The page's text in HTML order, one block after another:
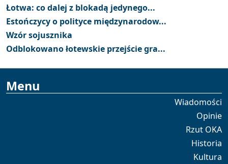
Łotwa: co dalej z blokadą jedynego...
Estończycy o polityce międzynarodow...
Wzór sojusznika
Odblokowano łotewskie przejście gra...
Menu
Wiadomości
Opinie
Rzut OKA
Historia
Kultura